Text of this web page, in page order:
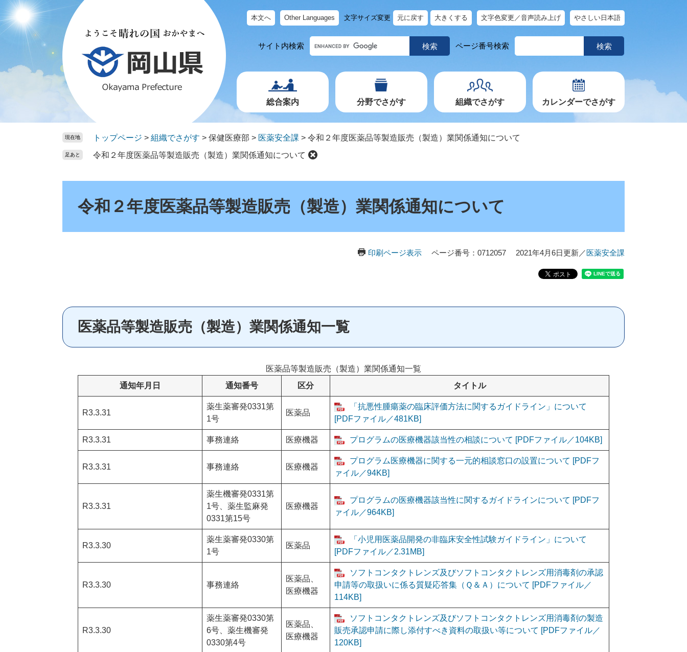
ー
ジ
ニ
ュ
本文へ Other Languages 文字サイズ変更 元に戻す 大きくする 文字色変更／音声読み上げ やさしい日本語
サイト内検索
キ
ー
ワ
ド
ページ番号検索
ペ
ジ
号
総合案内 分野でさがす 組織でさがす カレンダーでさがす
現在地 トップページ > 組織でさがす > 保健医療部 > 医薬安全課 > 令和２年度医薬品等製造販売（製造）業関係通知について
足あと 令和２年度医薬品等製造販売（製造）業関係通知について
令和２年度医薬品等製造販売（製造）業関係通知について
印刷ページ表示 ページ番号：0712057 2021年4月6日更新／医薬安全課
医薬品等製造販売（製造）業関係通知一覧
医薬品等製造販売（製造）業関係通知一覧
通知年月日
通知番号 区分 タイトル
R3.3.31
薬生薬審発0331第
1号
医薬品
「抗悪性腫瘍薬の臨床評価方法に関するガイドライン」について
[PDFファイル／481KB]
R3.3.31 事務連絡 医療機器 プログラムの医療機器該当性の相談について [PDFファイル／104KB]
R3.3.31 事務連絡 医療機器
プログラム医療機器に関する一元的相談窓口の設置について [PDFフ
ァイル／94KB]
R3.3.31
薬生機審発0331第
1号、薬生監麻発
0331第15号
医療機器
プログラムの医療機器該当性に関するガイドラインについて [PDFフ
ァイル／964KB]
R3.3.30
薬生薬審発0330第
1号
医薬品
「小児用医薬品開発の非臨床安全性試験ガイドライン」について
[PDFファイル／2.31MB]
R3.3.30 事務連絡
医薬品、
医療機器
ソフトコンタクトレンズ及びソフトコンタクトレンズ用消毒剤の承認
申請等の取扱いに係る質疑応答集（Ｑ＆Ａ）について [PDFファイル／
114KB]
R3.3.30
薬生薬審発0330第
6号、薬生機審発
0330第4号
医薬品、
医療機器
ソフトコンタクトレンズ及びソフトコンタクトレンズ用消毒剤の製造
販売承認申請に際し添付すべき資料の取扱い等について [PDFファイル／
120KB]